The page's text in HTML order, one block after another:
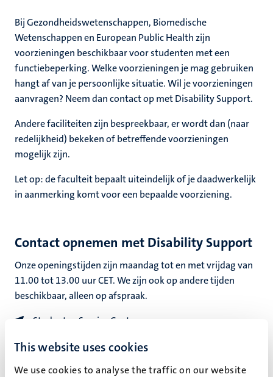
This website uses cookies
We use cookies to analyse the traffic on our website
Bij Gezondheidswetenschappen, Biomedische
Wetenschappen en European Public Health zijn
voorzieningen beschikbaar voor studenten met een
functiebeperking. Welke voorzieningen je mag gebruiken
hangt af van je persoonlijke situatie. Wil je voorzieningen
aanvragen? Neem dan contact op met Disability Support.
Andere faciliteiten zijn bespreekbaar, er wordt dan (naar
redelijkheid) bekeken of betreffende voorzieningen
mogelijk zijn.
Let op: de faculteit bepaalt uiteindelijk of je daadwerkelijk
in aanmerking komt voor een bepaalde voorziening.
Contact opnemen met Disability Support
Onze openingstijden zijn maandag tot en met vrijdag van
11.00 tot 13.00 uur CET. We zijn ook op andere tijden
beschikbaar, alleen op afspraak.
Studenten Service Centrum
disability@maastrichtuniversity.nl
+31 43 388 5272